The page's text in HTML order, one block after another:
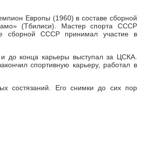
Европы (1960) в составе сборной
(Тбилиси). Мастер спорта СССР
сборной СССР принимал участие в
до конца карьеры выступал за ЦСКА.
спортивную карьеру, работал в
состязаний. Его снимки до сих пор